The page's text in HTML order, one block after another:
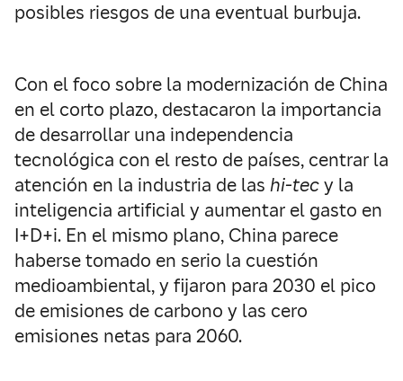
posibles riesgos de una eventual burbuja.
Con el foco sobre la modernización de China
en el corto plazo, destacaron la importancia
de desarrollar una independencia
tecnológica con el resto de países, centrar la
atención en la industria de las hi-tecy la
inteligencia artificial y aumentar el gasto en
I+D+i. En el mismo plano, China parece
haberse tomado en serio la cuestión
medioambiental, y fijaron para 2030 el pico
de emisiones de carbono y las cero
emisiones netas para 2060.